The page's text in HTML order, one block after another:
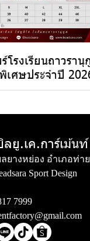
โรงเรียนถาวรานุ
เศษประจำปี
ยู.เค.การ์เม้น
ยางหย่อง อำเภอท่าย
Sport Design
7999